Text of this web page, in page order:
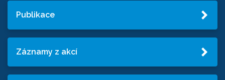
Publikace
Záznamy z akcí